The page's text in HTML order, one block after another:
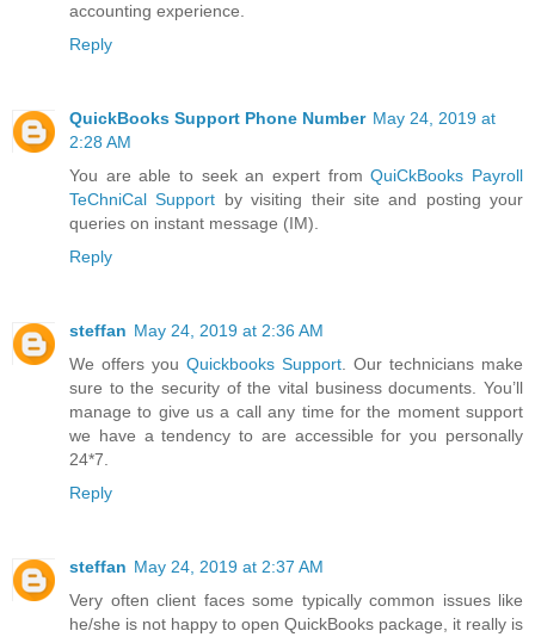
accounting experience.
Reply
QuickBooks Support Phone Number May 24, 2019 at
2:28 AM
You are able to seek an expert fromQuiCkBooks Payroll
TeChniCal Support by visiting their site and posting your
queries on instant message (IM).
Reply
steffan May 24, 2019 at 2:36 AM
We offers you Quickbooks Support . Our technicians make
sure to the security of the vital business documents. You’ll
manage to give us a call any time for the moment support
we have a tendency to are accessible for you personally
24*7.
Reply
steffan May 24, 2019 at 2:37 AM
Very often client faces some typically common issues like
he/she is not happy to open QuickBooks package, it really is